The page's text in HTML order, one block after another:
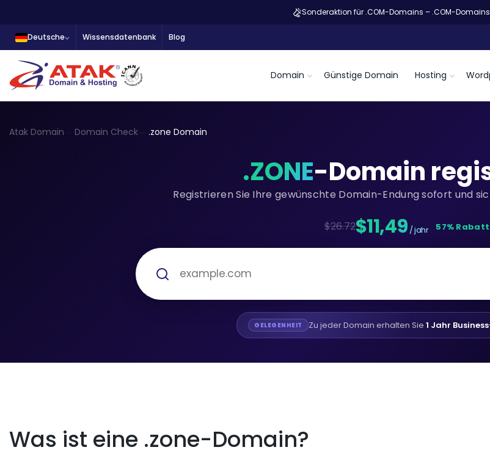
Sonderaktion für .COM-Domains – .COM-
Deutsche Wissensdatenbank Blog
Domain Günstige Domain Hosting
Atak Domain Domain Check .zone Domain
.ZONE-Domain
Registrieren Sie Ihre gewünschte Domain-Endung sofort und
$26.72$11,49 / jahr 57% Rabatt
GELEGENHEIT Zu jeder Domain erhalten Sie 1 Jahr
Was ist eine .zone-Domain?